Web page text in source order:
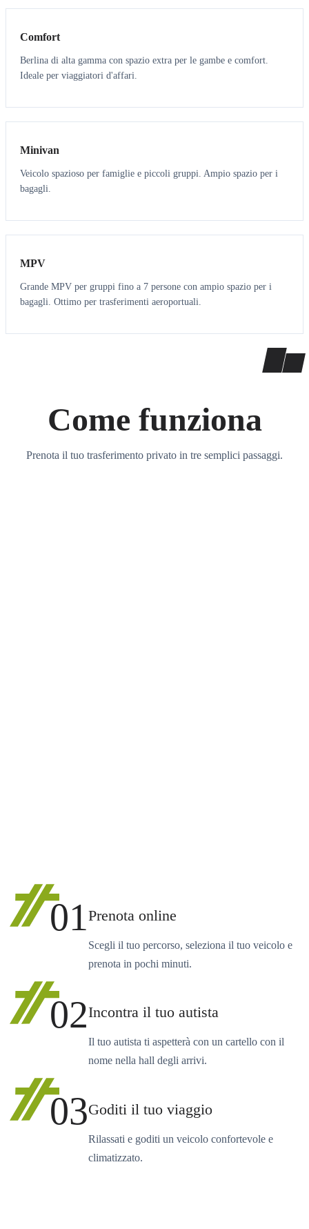
Comfort
Berlina di alta gamma con spazio extra per le gambe e comfort.
Ideale per viaggiatori d'affari.
6 5
Minivan
Veicolo spazioso per famiglie e piccoli gruppi. Ampio spazio per i
bagagli.
7 7
MPV
Grande MPV per gruppi fino a 7 persone con ampio spazio per i
bagagli. Ottimo per trasferimenti aeroportuali.
Come funziona
Prenota il tuo trasferimento privato in tre semplici passaggi.
01Prenota online
Scegli il tuo percorso, seleziona il tuo veicolo e
prenota in pochi minuti.
02Incontra il tuo autista
Il tuo autista ti aspetterà con un cartello con il
nome nella hall degli arrivi.
03Goditi il tuo viaggio
Rilassati e goditi un veicolo confortevole e
climatizzato.